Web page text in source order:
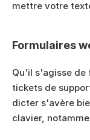
mettre votre
Formulaires
Qu'il s'agisse de
tickets de
dicter s'avère
clavier,